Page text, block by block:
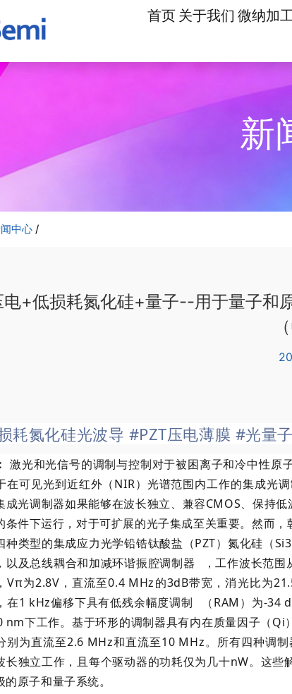
首页 关于我们 微纳加
新
中心/
电+低损耗氮化硅+量子--用于量子和
耗氮化硅光波导 #PZT压电薄膜 #光量
激光和光信号的调制与控制对于被困离子和冷中性原
在可见光到近红外（NIR）光谱范围内工作的集成光
成光调制器如果能够在波长独立、兼容CMOS、保持
条件下运行，对于可扩展的光子集成至关重要。然而
种类型的集成应力光学铅锆钛酸盐（PZT）氮化硅（
以及总线耦合和加减环谐振腔调制器
，工作波长范
Vπ为2.8V，直流至0.4 MHz的3dB带宽，消光比为
在1 kHz偏移下具有低残余幅度调制
（RAM）为-34
nm下工作。基于环形的调制器具有内在质量因子（
别为直流至2.6 MHz和直流至10 MHz。所有四种调
长独立工作，且每个驱动器的功耗仅为几十nW。这
的原子和量子系统。